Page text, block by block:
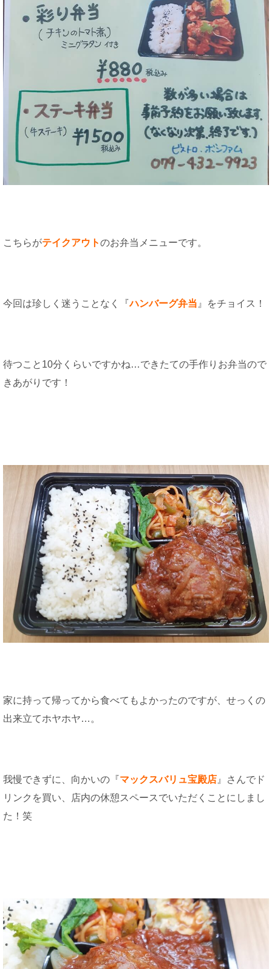
こちらがテイクアウトのお弁当メニューです。
今回は珍しく迷うことなく『ハンバーグ弁当 』をチョイス！
待つこと10分くらいですかね…できたての手作りお弁当ので
きあがりです！
家に持って帰ってから食べてもよかったのですが、せっくの
出来立てホヤホヤ…。
我慢できずに、向かいの『マックスバリュ宝殿店 』さんでド
リンクを買い、店内の休憩スペースでいただくことにしまし
た！笑